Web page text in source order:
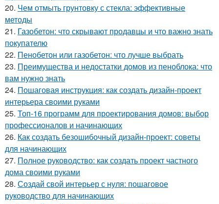
20. Чем отмыть грунтовку с стекла: эффективные
методы
21. Газобетон: что скрывают продавцы и что важно знать
покупателю
22. Пенобетон или газобетон: что лучше выбрать
23. Преимущества и недостатки домов из пеноблока: что
вам нужно знать
24. Пошаговая инструкция: как создать дизайн-проект
интерьера своими руками
25. Топ-16 программ для проектирования домов: выбор
профессионалов и начинающих
26. Как создать безошибочный дизайн-проект: советы
для начинающих
27. Полное руководство: как создать проект частного
дома своими руками
28. Создай свой интерьер с нуля: пошаговое
руководство для начинающих